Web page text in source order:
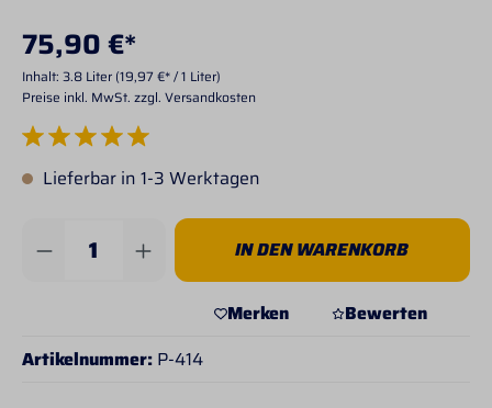
75,90 €*
Inhalt: 3.8 Liter (19,97 €* / 1 Liter)
Preise inkl. MwSt. zzgl. Versandkosten
Durchschnittliche Bewertung von 5 von 5 Sternen
Lieferbar in 1-3 Werktagen
Produkt Anzahl: Gib den gewünschten
IN DEN WARENKORB
Merken
Bewerten
Artikelnummer: P-414